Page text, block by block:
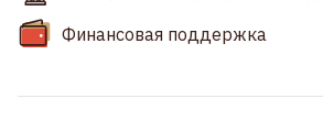
Финансовая поддержка